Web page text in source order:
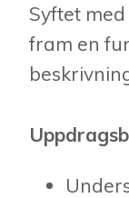
Syftet
fram en